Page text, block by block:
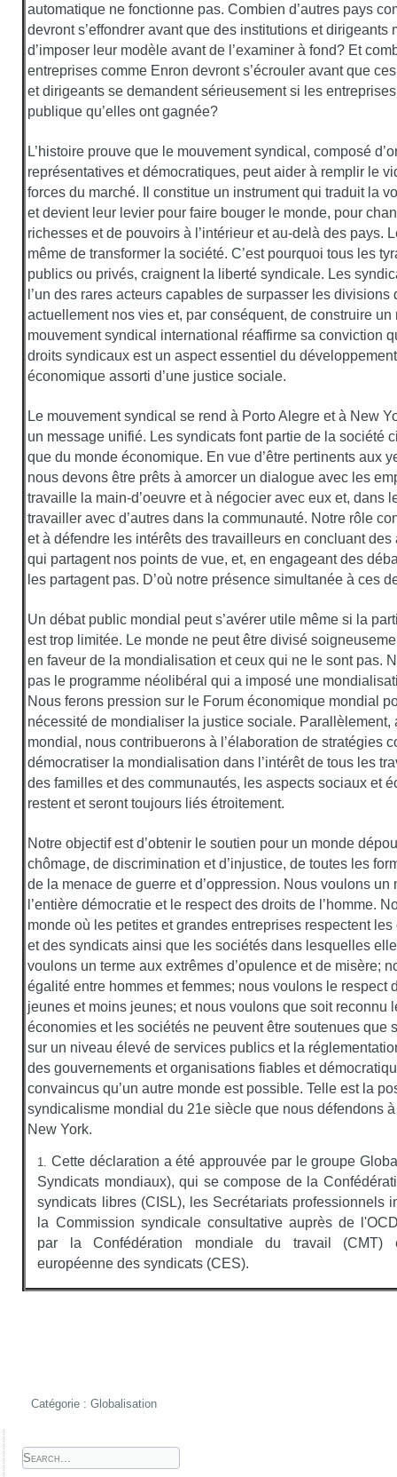
automatique ne fonctionne pas. Combien d’autres pays
devront s’effondrer avant que des institutions et dirigeants
d’imposer leur modèle avant de l’examiner à fond? Et
entreprises comme Enron devront s’écrouler avant que
et dirigeants se demandent sérieusement si les
publique qu’elles ont gagnée?
L’histoire prouve que le mouvement syndical, composé
représentatives et démocratiques, peut aider à remplir le
forces du marché. Il constitue un instrument qui traduit la
et devient leur levier pour faire bouger le monde, pour
richesses et de pouvoirs à l’intérieur et au-delà des pays.
même de transformer la société. C’est pourquoi tous les
publics ou privés, craignent la liberté syndicale. Les
l’un des rares acteurs capables de surpasser les divisions
actuellement nos vies et, par conséquent, de construire
mouvement syndical international réaffirme sa conviction
droits syndicaux est un aspect essentiel du
économique assorti d’une justice sociale.
Le mouvement syndical se rend à Porto Alegre et à New
un message unifié. Les syndicats font partie de la société
que du monde économique. En vue d’être pertinents aux
nous devons être prêts à amorcer un dialogue avec les
travaille la main-d’oeuvre et à négocier avec eux et, dans
travailler avec d’autres dans la communauté. Notre rôle
et à défendre les intérêts des travailleurs en concluant
qui partagent nos points de vue, et, en engageant des
les partagent pas. D’où notre présence simultanée à ces
Un débat public mondial peut s’avérer utile même si la
est trop limitée. Le monde ne peut être divisé
en faveur de la mondialisation et ceux qui ne le sont pas.
pas le programme néolibéral qui a imposé une
Nous ferons pression sur le Forum économique mondial
nécessité de mondialiser la justice sociale. Parallèlement,
mondial, nous contribuerons à l’élaboration de stratégies
démocratiser la mondialisation dans l’intérêt de tous les
des familles et des communautés, les aspects sociaux et
restent et seront toujours liés étroitement.
Notre objectif est d’obtenir le soutien pour un monde
chômage, de discrimination et d’injustice, de toutes les
de la menace de guerre et d’oppression. Nous voulons un
l’entière démocratie et le respect des droits de l’homme.
monde où les petites et grandes entreprises respectent
et des syndicats ainsi que les sociétés dans lesquelles
voulons un terme aux extrêmes d’opulence et de misère;
égalité entre hommes et femmes; nous voulons le respect
jeunes et moins jeunes; et nous voulons que soit reconnu
économies et les sociétés ne peuvent être soutenues que
sur un niveau élevé de services publics et la
des gouvernements et organisations fiables et
convaincus qu’un autre monde est possible. Telle est la
syndicalisme mondial du 21e siècle que nous défendons
New York.
Cette déclaration a été approuvée par le groupe
Syndicats mondiaux), qui se compose de la
syndicats libres (CISL), les Secrétariats professionnels
la Commission syndicale consultative auprès de
par la Confédération mondiale du travail (CMT)
européenne des syndicats (CES).
Catégorie :Globalisation